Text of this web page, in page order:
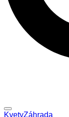
KvetyZáhrada